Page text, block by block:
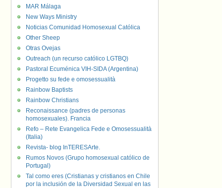
MAR Málaga
New Ways Ministry
Noticias Comunidad Homosexual Católica
Other Sheep
Otras Ovejas
Outreach (un recurso católico LGTBQ)
Pastoral Ecuménica VIH-SIDA (Argentina)
Progetto su fede e omosessualità
Rainbow Baptists
Rainbow Christians
Reconaissance (padres de personas
homosexuales). Francia
Refo – Rete Evangelica Fede e Omosessualità
(Italia)
Revista- blog InTERESArte.
Rumos Novos (Grupo homosexual católico de
Portugal)
Tal como eres (Cristianas y cristianos en Chile
por la inclusión de la Diversidad Sexual en las